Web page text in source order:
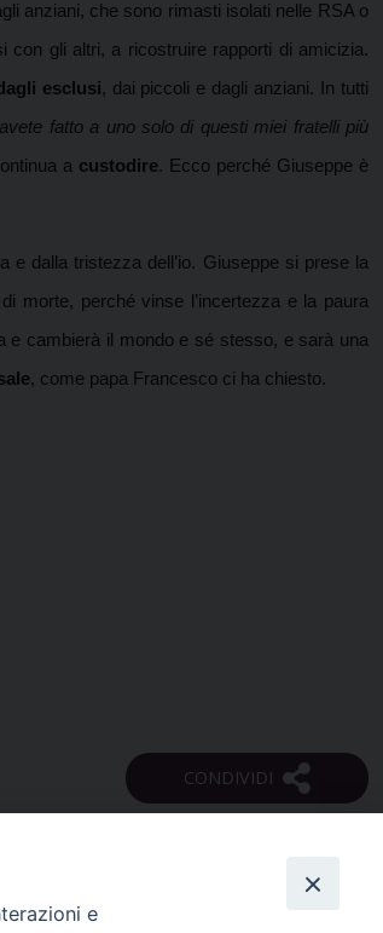
anziani, che sono rimasti isolati nelle RSA o
gli altri, a ricostruire rapporti di amicizia.
esclusi, dai piccoli e dagli anziani. In tutti
fatto a uno solo di questi miei fratelli più
a custodire. Ecco perché Giuseppe è
e dalla tristezza dell’io. Giuseppe si prese la
morte, perché vinse l’incertezza e la paura
e cambierà il mondo e sé stesso, e sarà una
, come papa Francesco ci ha chiesto.
e